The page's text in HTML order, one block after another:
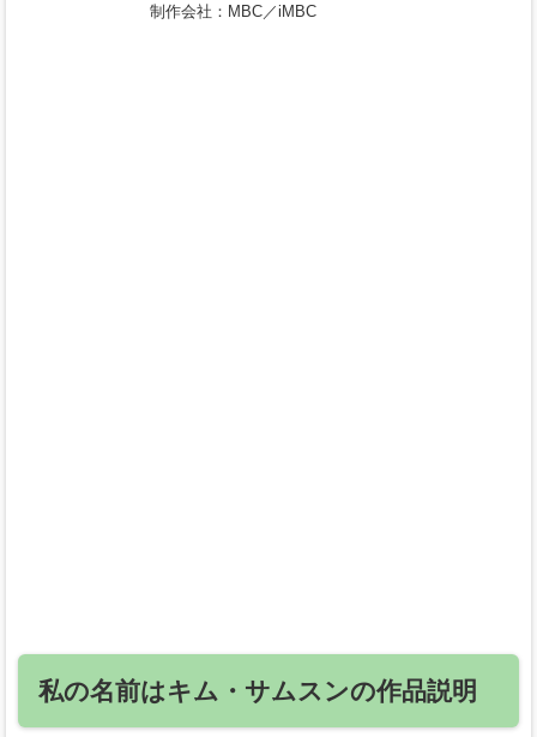
制作会社 ：MBC／iMBC
私の名前はキム・サムスンの作品説明